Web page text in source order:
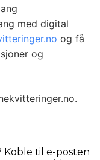
med digital
og få
og
til e-posten